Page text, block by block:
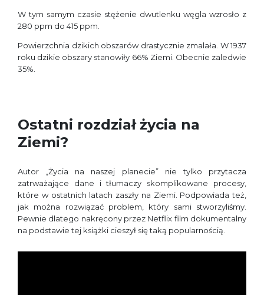
W tym samym czasie stężenie dwutlenku węgla wzrosło z
280 ppm do 415 ppm.
Powierzchnia dzikich obszarów drastycznie zmalała. W 1937
roku dzikie obszary stanowiły 66% Ziemi. Obecnie zaledwie
35%.
Ostatni rozdział życia na
Ziemi?
Autor „Życia na naszej planecie” nie tylko przytacza
zatrważające dane i tłumaczy skomplikowane procesy,
które w ostatnich latach zaszły na Ziemi. Podpowiada też,
jak można rozwiązać problem, który sami stworzyliśmy.
Pewnie dlatego nakręcony przez Netflix film dokumentalny
na podstawie tej książki cieszył się taką popularnością.